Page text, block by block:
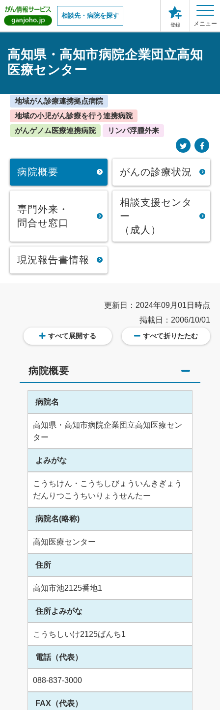
相談先・病院を探す
登録 メニュー
高知県・高知市病院企業団立高知
医療センター
地域がん診療連携拠点病院
地域の小児がん診療を行う連携病院
がんゲノム医療連携病院
リンパ浮腫外来
病院概要 がんの診療状況
専門外来・
問合せ窓口
相談支援センタ
ー
（成人）
現況報告書情報
更新日：2024年09月01日時点
掲載日：2006/10/01
すべて展開する すべて折りたたむ
病院概要
病院名
高知県・高知市病院企業団立高知医療セン
ター
よみがな
こうちけん・こうちしびょういんきぎょう
だんりつこうちいりょうせんたー
病院名(略称)
高知医療センター
住所
高知市池2125番地1
住所よみがな
こうちしいけ2125ばんち1
電話（代表）
088-837-3000
FAX（代表）